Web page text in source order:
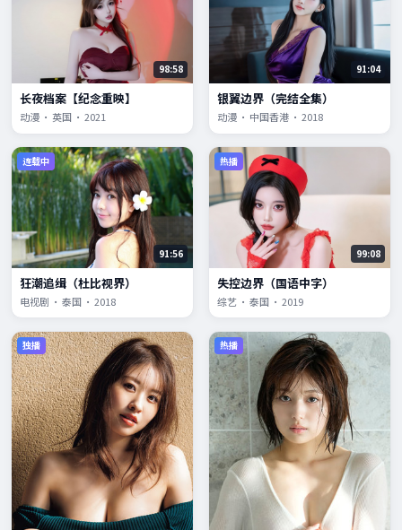
98:58
长夜档案【纪念重映】
动漫 · 英国 · 2021
91:04
银翼边界（完结全集）
动漫 · 中国香港 · 2018
连载中
91:56
狂潮追缉（杜比视界）
电视剧 · 泰国 · 2018
热播
99:08
失控边界（国语中字）
综艺 · 泰国 · 2019
独播 热播